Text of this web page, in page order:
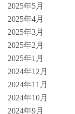
2025年5月
2025年4月
2025年3月
2025年2月
2025年1月
2024年12月
2024年11月
2024年10月
2024年9月